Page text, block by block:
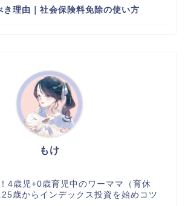
き理由｜社会保険料免除の使い方
もけ
4歳児+0歳育児中のワーママ（育休
歳からインデックス投資を始めコツ